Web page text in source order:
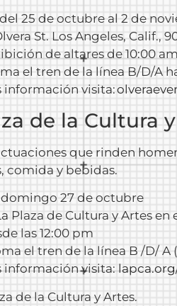
del 25 de octubre al 2 de
St. Los Angeles, Calif.,
de altares de 10:00
el tren de la línea B/D/A
información visita:
de la Cultura
que rinden
comida y bebidas.
domingo 27 de octubre
Plaza de Cultura y Artes en
las 12:00 pm
el tren de la línea B /D/ A
información visita:
de la Cultura y Artes.